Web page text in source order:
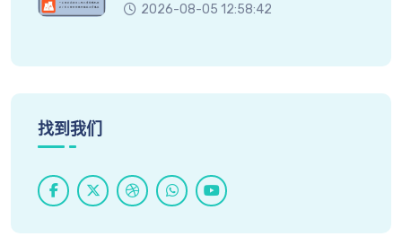
2026-08-05 12:58:42
找到我们